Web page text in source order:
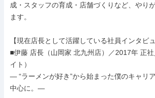
成・スタッフの育成・店舗づくりなど、やり
ます。
【現在店長として活躍している社員インタビ
■伊藤 店長（山岡家 北九州店）／2017年 正
イト）
― “ラーメンが好き”から始まった僕のキャリ
中心に。―